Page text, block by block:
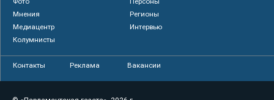
Мнения
Регионы
Медиацентр
Интервью
Колумнисты
Контакты Реклама Вакансии